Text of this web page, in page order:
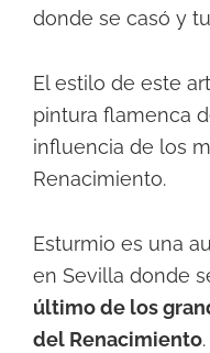
donde se casó y
El estilo de este
pintura flamenca
influencia de los
Renacimiento.
Esturmio es una
en Sevilla donde
último de los
del Renacimiento.